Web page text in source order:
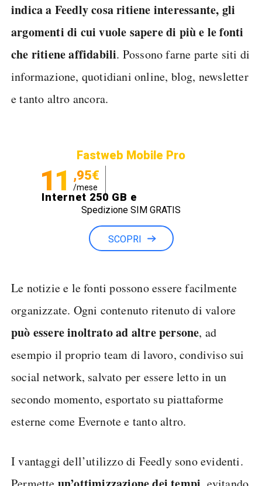
indica a Feedly cosa ritiene interessante, gli
argomenti di cui vuole sapere di più e le fonti
che ritiene affidabili. Possono farne parte siti di
informazione, quotidiani online, blog, newsletter
e tanto altro ancora.
Fastweb Mobile Pro
11 ,95€
/mese
Internet 250 GB e
Minuti illimitati
Spedizione SIM GRATIS
SCOPRI
Le notizie e le fonti possono essere facilmente
organizzate. Ogni contenuto ritenuto di valore
può essere inoltrato ad altre persone, ad
esempio il proprio team di lavoro, condiviso sui
social network, salvato per essere letto in un
secondo momento, esportato su piattaforme
esterne come Evernote e tanto altro.
I vantaggi dell’utilizzo di Feedly sono evidenti.